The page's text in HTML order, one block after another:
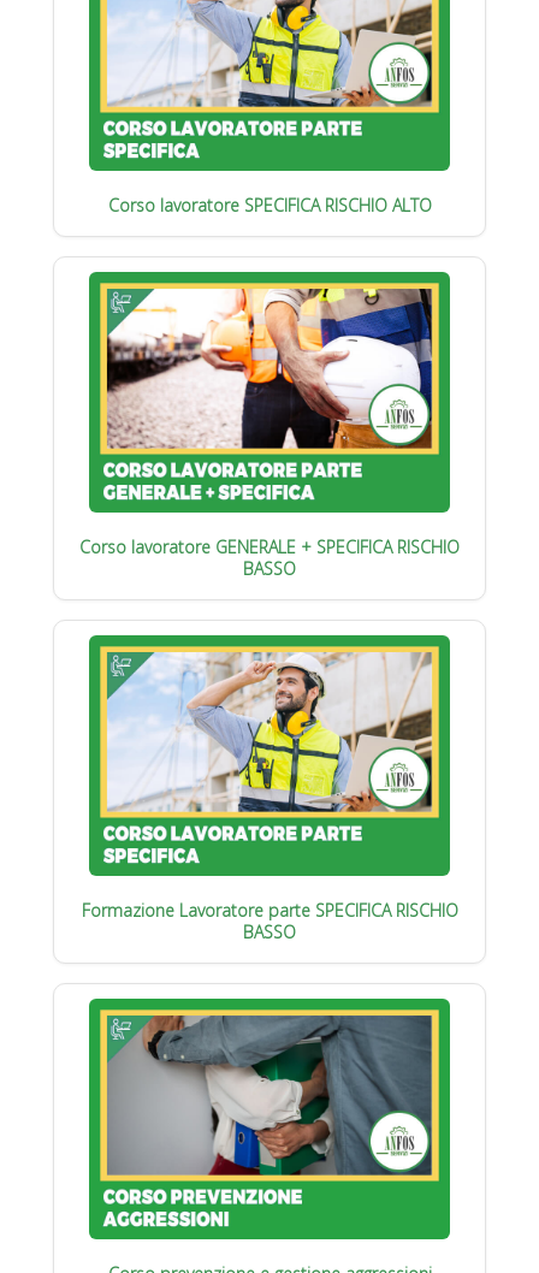
Corso lavoratore SPECIFICA RISCHIO ALTO
Corso lavoratore GENERALE + SPECIFICA RISCHIO
BASSO
Formazione Lavoratore parte SPECIFICA RISCHIO
BASSO